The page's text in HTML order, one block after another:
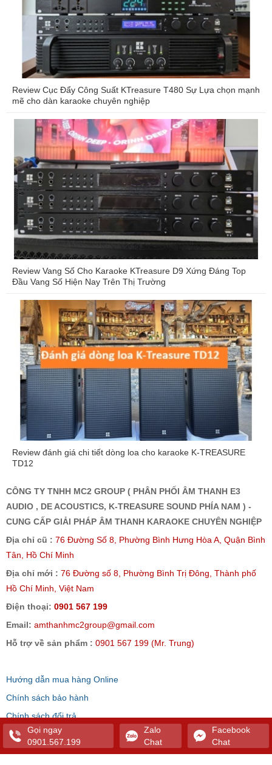
Gọi ngay
0901.567.199
Zalo
Chat
Facebook
Chat
Review Cục Đẩy Công Suất KTreasure T480 Sự Lựa chọn mạnh
mẽ cho dàn karaoke chuyên nghiệp
Review Vang Số Cho Karaoke KTreasure D9 Xứng Đáng Top
Đầu Vang Số Hiện Nay Trên Thị Trường
Review đánh giá chi tiết dòng loa cho karaoke K-TREASURE
TD12
CÔNG TY TNHH MC2 GROUP ( PHÂN PHỐI ÂM THANH E3
AUDIO , DE ACOUSTICS, K-TREASURE SOUND PHÍA NAM ) -
CUNG CẤP GIẢI PHÁP ÂM THANH KARAOKE CHUYÊN NGHIỆP
Địa chỉ cũ : 76 Đường Số 8, Phường Bình Hưng Hòa A, Quận Bình
Tân, Hồ Chí Minh
Địa chỉ mới : 76 Đường số 8, Phường Bình Trị Đông, Thành phố
Hồ Chí Minh, Việt Nam
Điện thoại: 0901 567 199
Email: amthanhmc2group@gmail.com
Hỗ trợ về sản phẩm : 0901 567 199 (Mr. Trung)
Hướng dẫn mua hàng Online
Chính sách bảo hành
Chính sách đổi trả
Hình thức thanh toán
Chính sách giao nhận và lắp đặt